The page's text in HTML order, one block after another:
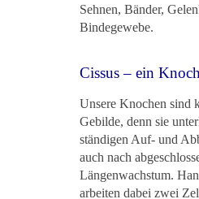
Sehnen, Bänder,
Bindegewebe.
Cissus – ein
Unsere Knochen sind
Gebilde, denn sie
ständigen Auf- und
auch nach
Längenwachstum.
arbeiten dabei zwei